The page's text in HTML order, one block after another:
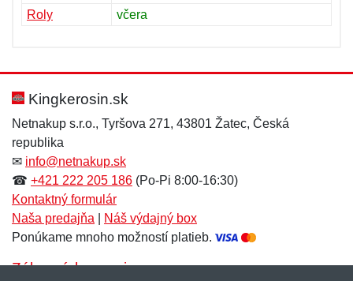
Roly
včera
Kingkerosin.sk
Netnakup s.r.o., Tyršova 271, 43801 Žatec, Česká
republika
✉ info@netnakup.sk
☎ +421 222 205 186 (Po-Pi 8:00-16:30)
Kontaktný formulár
Naša predajňa
Náš výdajný box
Ponúkame mnoho možností platieb.
Zákaznícky servis